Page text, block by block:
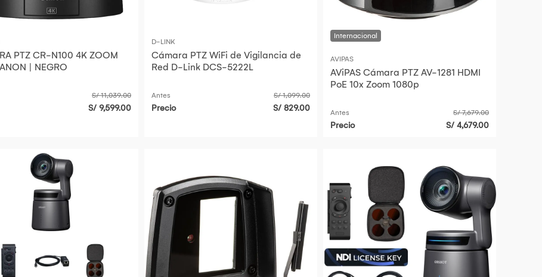
PTZ CR-N100 4K ZOOM
| NEGRO
S/ 11,039.00
S/ 9,599.00
D-LINK
Cámara PTZ WiFi de Vigilancia de
Red D-Link DCS-5222L
Antes S/ 1,099.00
Precio S/ 829.00
AVIPAS
AViPAS Cámara PTZ AV-1281 HDMI
PoE 10x Zoom 1080p
Antes S/ 7,679.00
Precio S/ 4,679.00